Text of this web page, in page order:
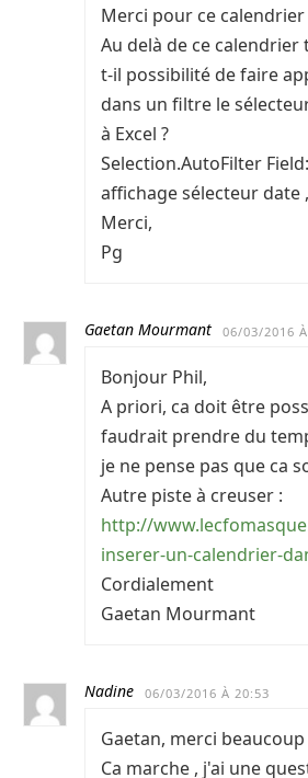
Merci pour ce calendrier
Au delà de ce calendrier
t-il possibilité de faire
dans un filtre le
à Excel ?
Selection.AutoFilter
affichage sélecteur date
Merci,
Pg
Gaetan Mourmant 06/03/2016
Bonjour Phil,
A priori, ca doit être
faudrait prendre du
je ne pense pas que ca
Autre piste à creuser :
http://
inserer-un-calendrier-
Cordialement
Gaetan Mourmant
Nadine 06/03/2016 À 20:53
Gaetan, merci beaucoup
Ca marche , j'ai une